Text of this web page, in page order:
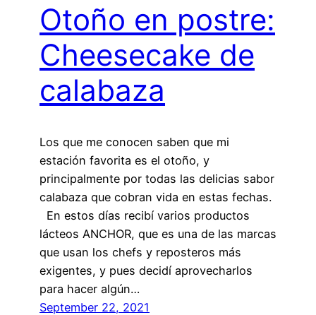
Otoño en postre:
Cheesecake de
calabaza
Los que me conocen saben que mi
estación favorita es el otoño, y
principalmente por todas las delicias sabor
calabaza que cobran vida en estas fechas.
En estos días recibí varios productos
lácteos ANCHOR, que es una de las marcas
que usan los chefs y reposteros más
exigentes, y pues decidí aprovecharlos
para hacer algún…
September 22, 2021